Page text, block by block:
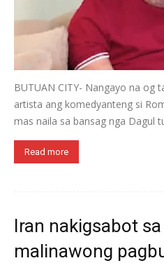
BUTUAN CITY- Nangayo na og
artista ang komedyanteng si
mas naila sa bansag nga Dagul
Read more
Iran nakigsabot
malinawong